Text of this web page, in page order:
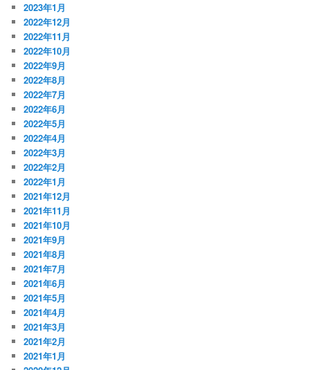
2023年1月
2022年12月
2022年11月
2022年10月
2022年9月
2022年8月
2022年7月
2022年6月
2022年5月
2022年4月
2022年3月
2022年2月
2022年1月
2021年12月
2021年11月
2021年10月
2021年9月
2021年8月
2021年7月
2021年6月
2021年5月
2021年4月
2021年3月
2021年2月
2021年1月